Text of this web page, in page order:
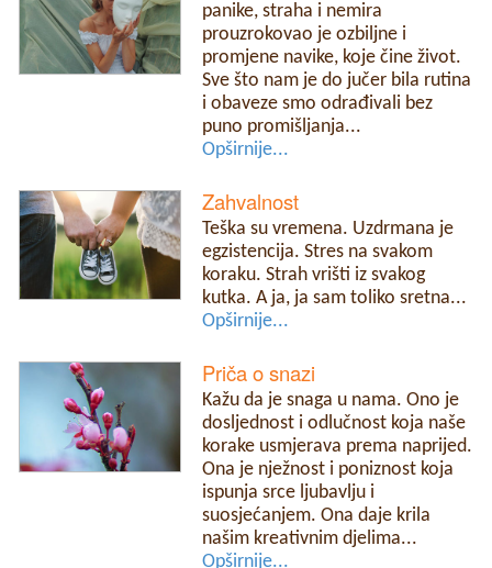
panike, straha i nemira
prouzrokovao je ozbiljne i
promjene navike, koje čine život.
Sve što nam je do jučer bila rutina
i obaveze smo odrađivali bez
puno promišljanja...
Opširnije...
Zahvalnost
Teška su vremena. Uzdrmana je
egzistencija. Stres na svakom
koraku. Strah vrišti iz svakog
kutka. A ja, ja sam toliko sretna...
Opširnije...
Priča o snazi
Kažu da je snaga u nama. Ono je
dosljednost i odlučnost koja naše
korake usmjerava prema naprijed.
Ona je nježnost i poniznost koja
ispunja srce ljubavlju i
suosjećanjem. Ona daje krila
našim kreativnim djelima...
Opširnije...